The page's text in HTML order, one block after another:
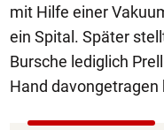
mit Hilfe einer
ein Spital. Später
Bursche lediglich
Hand davongetragen